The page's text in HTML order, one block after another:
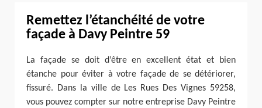
Remettez l’étanchéité de votre
façade à Davy Peintre 59
La façade se doit d’être en excellent état et bien
étanche pour éviter à votre façade de se détériorer,
fissuré. Dans la ville de Les Rues Des Vignes 59258,
vous pouvez compter sur notre entreprise Davy Peintre